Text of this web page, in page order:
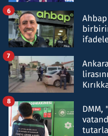
6
7
DMM,
8